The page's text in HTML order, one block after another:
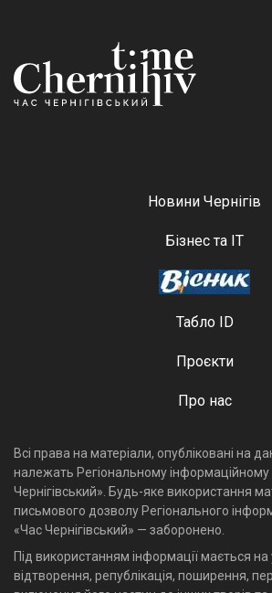
Новини Чернігів
Бізнес та ІТ
Табло ID
Проєкти
Про нас
Всі права на матеріали, опубліковані на
належать Регіональному інформаційному
Чернігівський». Будь-яке використання
письмового дозволу Регіонального
«Час Чернігівський» — заборонено.
Під використанням інформації мається на
відтворення, републікація, поширення,